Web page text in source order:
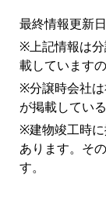
最終情報更新
※上記情報は
載しています
※分譲時会社
が掲載してい
※建物竣工時
あります。そ
す。